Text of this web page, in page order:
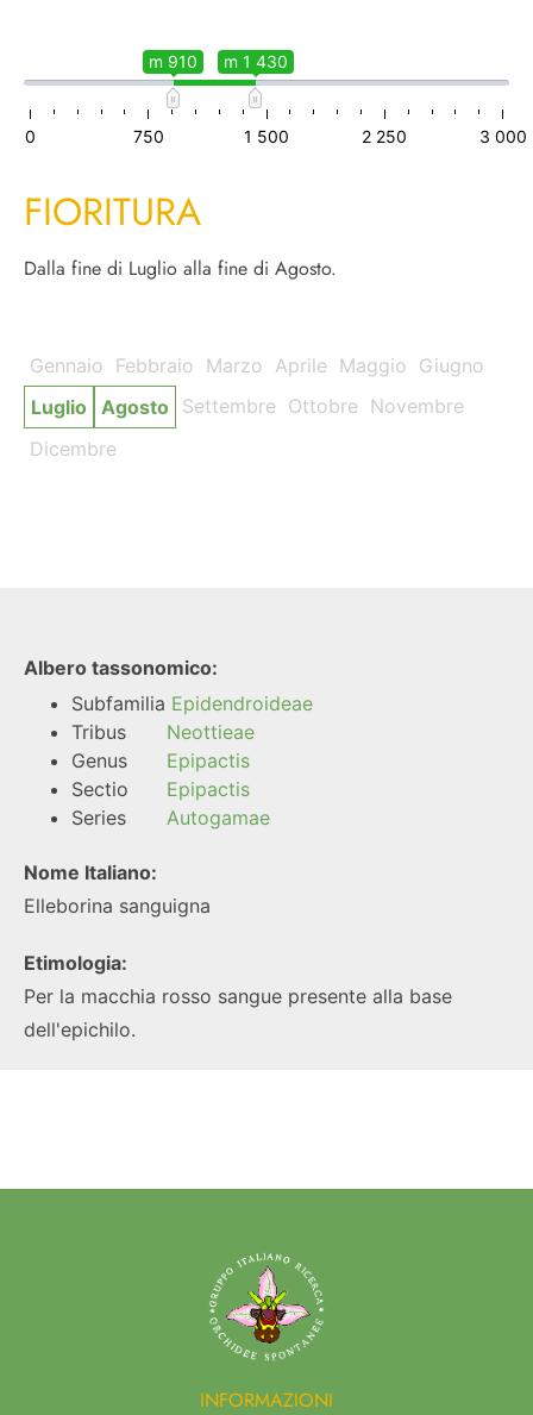
Albero tassonomico:
Subfamilia Epidendroideae
Tribus
Neottieae
Genus
Epipactis
Sectio
Epipactis
Series
Autogamae
Nome Italiano:
Elleborina sanguigna
Etimologia:
Per la macchia rosso sangue presente alla base
dell'epichilo.
m 910 m 1 430
0 750 1 500 2 250 3 000
FIORITURA
Dalla fine di Luglio alla fine di Agosto.
Gennaio Febbraio Marzo Aprile Maggio Giugno
Luglio
Agosto Settembre Ottobre Novembre
Dicembre
INFORMAZIONI